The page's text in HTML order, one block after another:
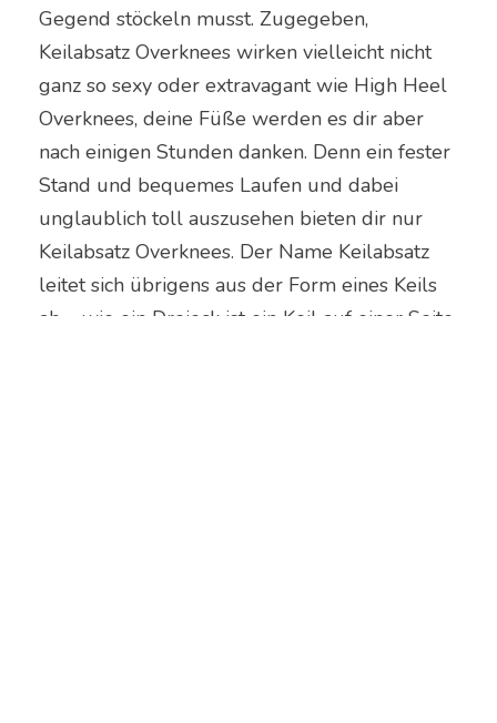
Gegend stöckeln musst. Zugegeben,
Keilabsatz Overknees wirken vielleicht nicht
ganz so sexy oder extravagant wie High Heel
Overknees, deine Füße werden es dir aber
nach einigen Stunden danken. Denn ein fester
Stand und bequemes Laufen und dabei
unglaublich toll auszusehen bieten dir nur
Keilabsatz Overknees. Der Name Keilabsatz
leitet sich übrigens aus der Form eines Keils
ab – wie ein Dreieck ist ein Keil auf einer Seite